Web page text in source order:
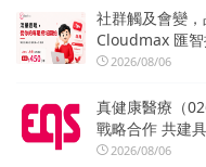
社群觸及會變
Cloudmax 匯
2026/08/06
真健康醫療（
戰略合作 共建
2026/08/06